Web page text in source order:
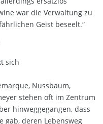
war die Verwaltung zu
Geist beseelt.“
sich
Nussbaum,
stehen oft im Zentrum
hinweggegangen, dass
gab, deren Lebensweg